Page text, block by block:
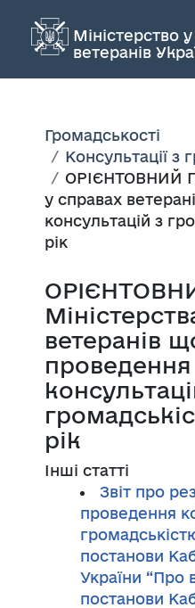
Міністерство
ветеранів
Громадськості
Консультації з
ОРІЄНТОВНИЙ
у справах
консультацій з
рік
ветеранів
проведення
рік
Інші статті
Звіт про
проведення
постанови
України “Про
постанови